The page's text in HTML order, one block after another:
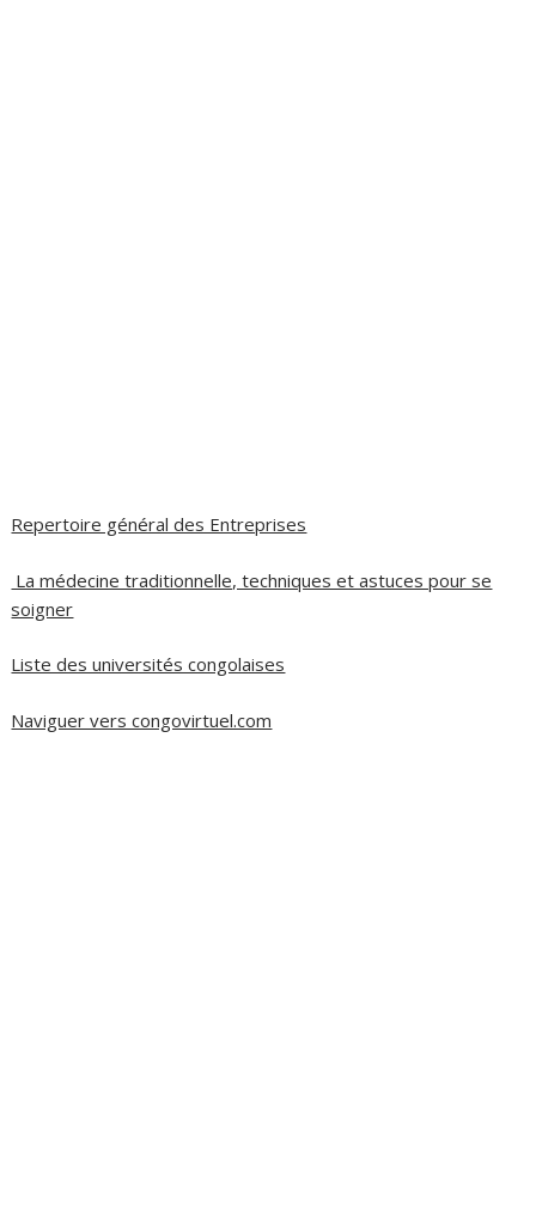
Repertoire général des Entreprises
La médecine traditionnelle, techniques et astuces pour se
soigner
Liste des universités congolaises
Naviguer vers congovirtuel.com